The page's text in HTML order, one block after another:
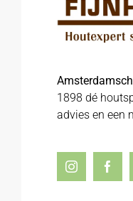
1898 dé
advies en een